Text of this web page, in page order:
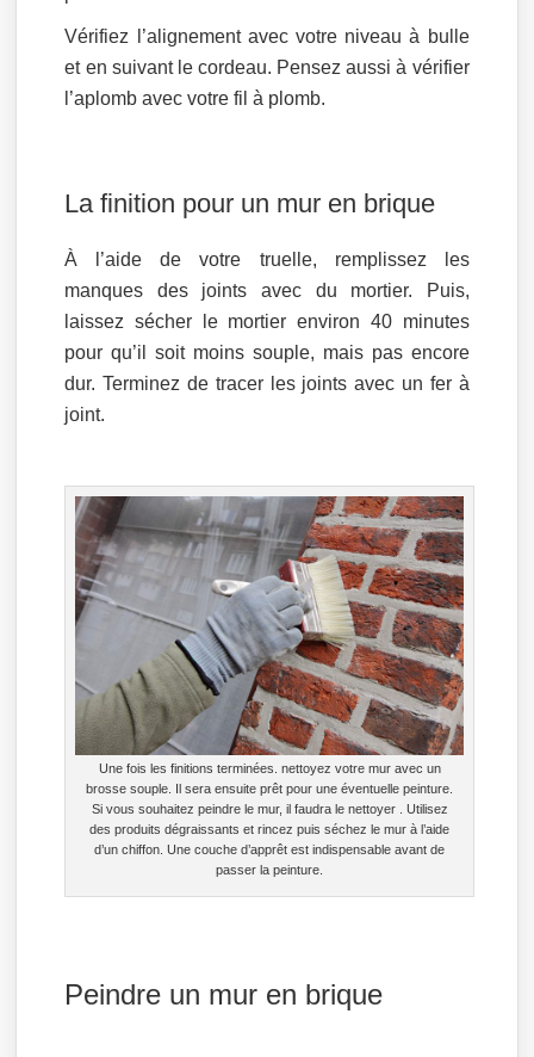
Vérifiez l’alignement avec votre niveau à bulle
et en suivant le cordeau. Pensez aussi à vérifier
l’aplomb avec votre fil à plomb.
La finition pour un mur en brique
À l’aide de votre truelle, remplissez les
manques des joints avec du mortier. Puis,
laissez sécher le mortier environ 40 minutes
pour qu’il soit moins souple, mais pas encore
dur. Terminez de tracer les joints avec un fer à
joint.
Une fois les finitions terminées. nettoyez votre mur avec un
brosse souple. Il sera ensuite prêt pour une éventuelle peinture.
Si vous souhaitez peindre le mur, il faudra le nettoyer . Utilisez
des produits dégraissants et rincez puis séchez le mur à l’aide
d’un chiffon. Une couche d’apprêt est indispensable avant de
passer la peinture.
Peindre un mur en brique